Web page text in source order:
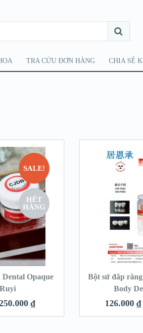
TRA CỨU ĐƠN HÀNG CHIA SẺ
SALE!
HẾT
HÀNG
Opaque
₫
Bột sứ đắp
Body
126.000₫